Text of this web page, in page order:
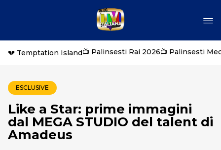
💔 Temptation Island📺 Palinsesti Rai 2026📺 Palinsesti
ESCLUSIVE
Like a Star: prime immagini
dal MEGA STUDIO del talent di
Amadeus